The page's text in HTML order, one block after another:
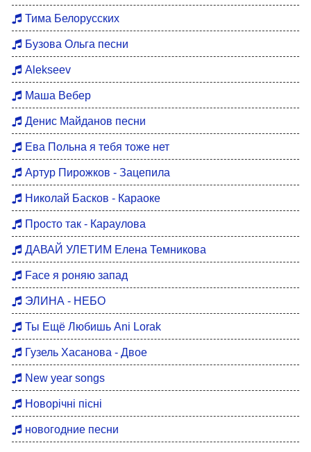
Тима Белорусских
Бузова Ольга песни
Alekseev
Маша Вебер
Денис Майданов песни
Ева Польна я тебя тоже нет
Артур Пирожков - Зацепила
Николай Басков - Караоке
Просто так - Караулова
ДАВАЙ УЛЕТИМ Елена Темникова
Face я роняю запад
ЭЛИНА - НЕБО
Ты Ещё Любишь Ani Lorak
Гузель Хасанова - Двое
New year songs
Новорічні пісні
новогодние песни